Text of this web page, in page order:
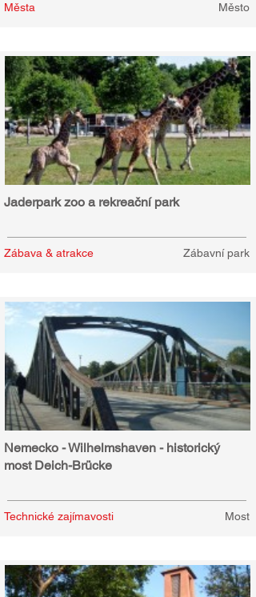
Města Město
Jaderpark zoo a rekreační park
Zábava & atrakce Zábavní park
Nemecko - Wilhelmshaven - historický
most Deich-Brücke
Technické zajímavosti Most